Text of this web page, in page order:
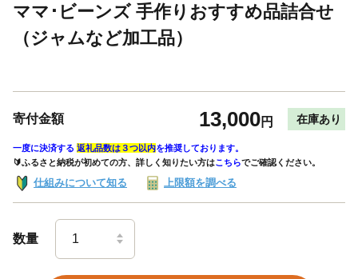
ママ･ビーンズ 手作りおすすめ品詰合せ
（ジャムなど加工品）
寄付金額 13,000円 在庫あり
一度に決済する 返礼品数は３つ以内を推奨しております。
🔰ふるさと納税が初めての方、詳しく知りたい方はこちらでご確認ください。
仕組みについて知る 上限額を調べる
数量